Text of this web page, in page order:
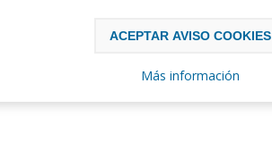
ACEPTAR AVISO COOKIES
Más información